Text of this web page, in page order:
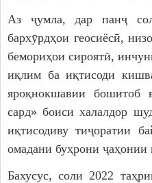
Аз ҷумла, дар панҷ
бархӯрдҳои геосиёсӣ,
бемориҳои сироятӣ,
иқлим ба иқтисоди
яроқнокшавии бошитоб
сард» боиси халалдор
иқтисодиву тиҷоратии
омадани буҳрони ҷаҳонии
Бахусус, соли 2022